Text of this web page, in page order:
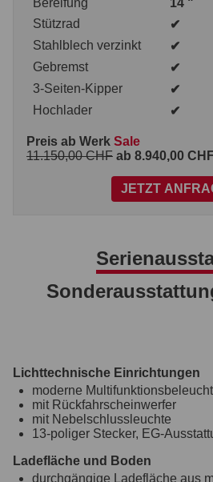
Bereifung
14 "
Stützrad
✔
Stahlblech verzinkt
✔
Gebremst
✔
3-Seiten-Kipper
✔
Hochlader
✔
Preis ab Werk Sale
11.150,00 CHF ab 8.940,00 CHF
JETZT
Lichttechnische Einrichtungen
moderne
mit Rückfahrscheinwerfer
mit Nebelschlussleuchte
13-poliger Stecker, EG-
Ladefläche und Boden
durchgängige Ladefläche aus